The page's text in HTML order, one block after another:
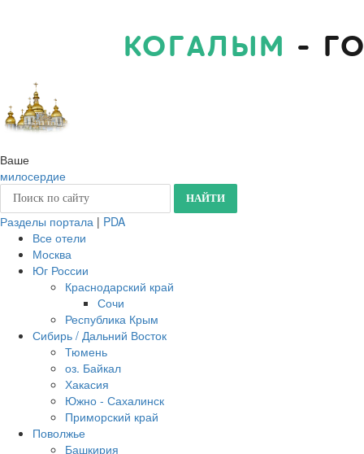
КОГАЛЫМ -
Ваше
милосердие
Разделы портала | PDA
Все отели
Москва
Юг России
Краснодарский край
Сочи
Республика Крым
Сибирь / Дальний Восток
Тюмень
оз. Байкал
Хакасия
Южно - Сахалинск
Приморский край
Поволжье
Башкирия